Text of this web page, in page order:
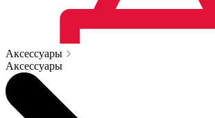
Аксессуары
Аксессуары